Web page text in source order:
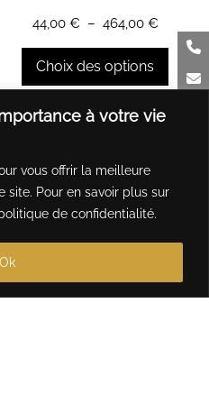
à votre vie
vous offrir la meilleure
site. Pour en savoir plus sur
de confidentialité.
Ok
page
produit
€
44,00 € – 464,00 €Plage
44,00 €
464,00
Choix des options
Ce
plusieurs
variations.
Les
options
peuvent